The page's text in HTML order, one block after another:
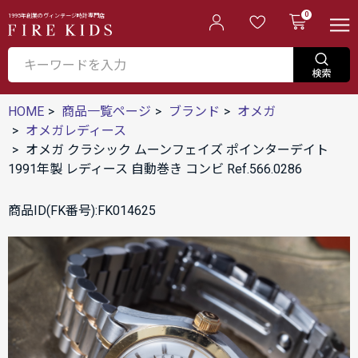
1995年創業のヴィンテージ時計専門店 0
HOME 商品一覧ページ ブランド
オメガ
オメガレディース
オメガ クラシック ムーンフェイズ ポインターデイト
1991年製 レディース 自動巻き コンビ Ref.566.0286
商品ID(FK番号):FK014625